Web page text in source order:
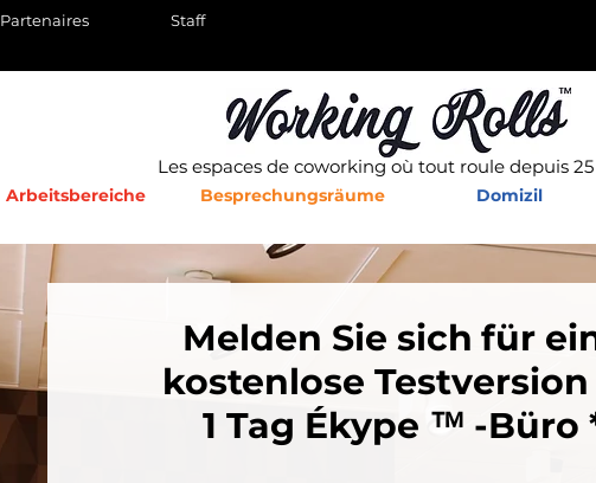
Partenaires Staff
Les espaces de coworking où tout roule depuis 25
Arbeitsbereiche Besprechungsräume Domizil
Melden Sie sich für
kostenlose Testversion
1 Tag Ékype ™ -Büro